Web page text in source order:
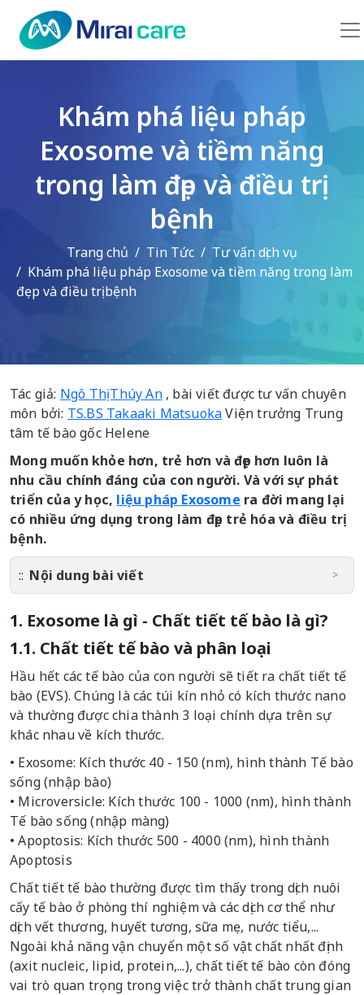
Khám phá liệu pháp
Exosome và tiềm năng
trong làm đẹp và điều trị
bệnh
Trang chủ Tin Tức
Tư vấn dịch vụ
Khám phá liệu pháp Exosome và tiềm năng trong làm
đẹp và điều trị bệnh
Tác giả: Ngô Thị Thúy An, bài viết được tư vấn chuyên
môn bởi: TS.BS Takaaki MatsuokaViện trưởng Trung
tâm tế bào gốc Helene
Mong muốn khỏe hơn, trẻ hơn và đẹp hơn luôn là
nhu cầu chính đáng của con người. Và với sự phát
triển của y học, liệu pháp Exosome ra đời mang lại
có nhiều ứng dụng trong làm đẹp trẻ hóa và điều trị
bệnh.
Nội dung bài viết
1. Exosome là gì - Chất tiết tế bào là gì?
1.1. Chất tiết tế bào và phân loại
Hầu hết các tế bào của con người sẽ tiết ra chất tiết tế
bào (EVS). Chúng là các túi kín nhỏ có kích thước nano
và thường được chia thành 3 loại chính dựa trên sự
khác nhau về kích thước.
• Exosome: Kích thước 40 - 150 (nm), hình thành Tế bào
sống (nhập bào)
• Microversicle: Kích thước 100 - 1000 (nm), hình thành
Tế bào sống (nhập màng)
• Apoptosis: Kích thước 500 - 4000 (nm), hình thành
Apoptosis
Chất tiết tế bào thường được tìm thấy trong dịch nuôi
cấy tế bào ở phòng thí nghiệm và các dịch cơ thể như
dịch vết thương, huyết tương, sữa mẹ, nước tiểu,...
Ngoài khả năng vận chuyển một số vật chất nhất định
(axit nucleic, lipid, protein,...), chất tiết tế bào còn đóng
vai trò quan trọng trong việc trở thành chất trung gian